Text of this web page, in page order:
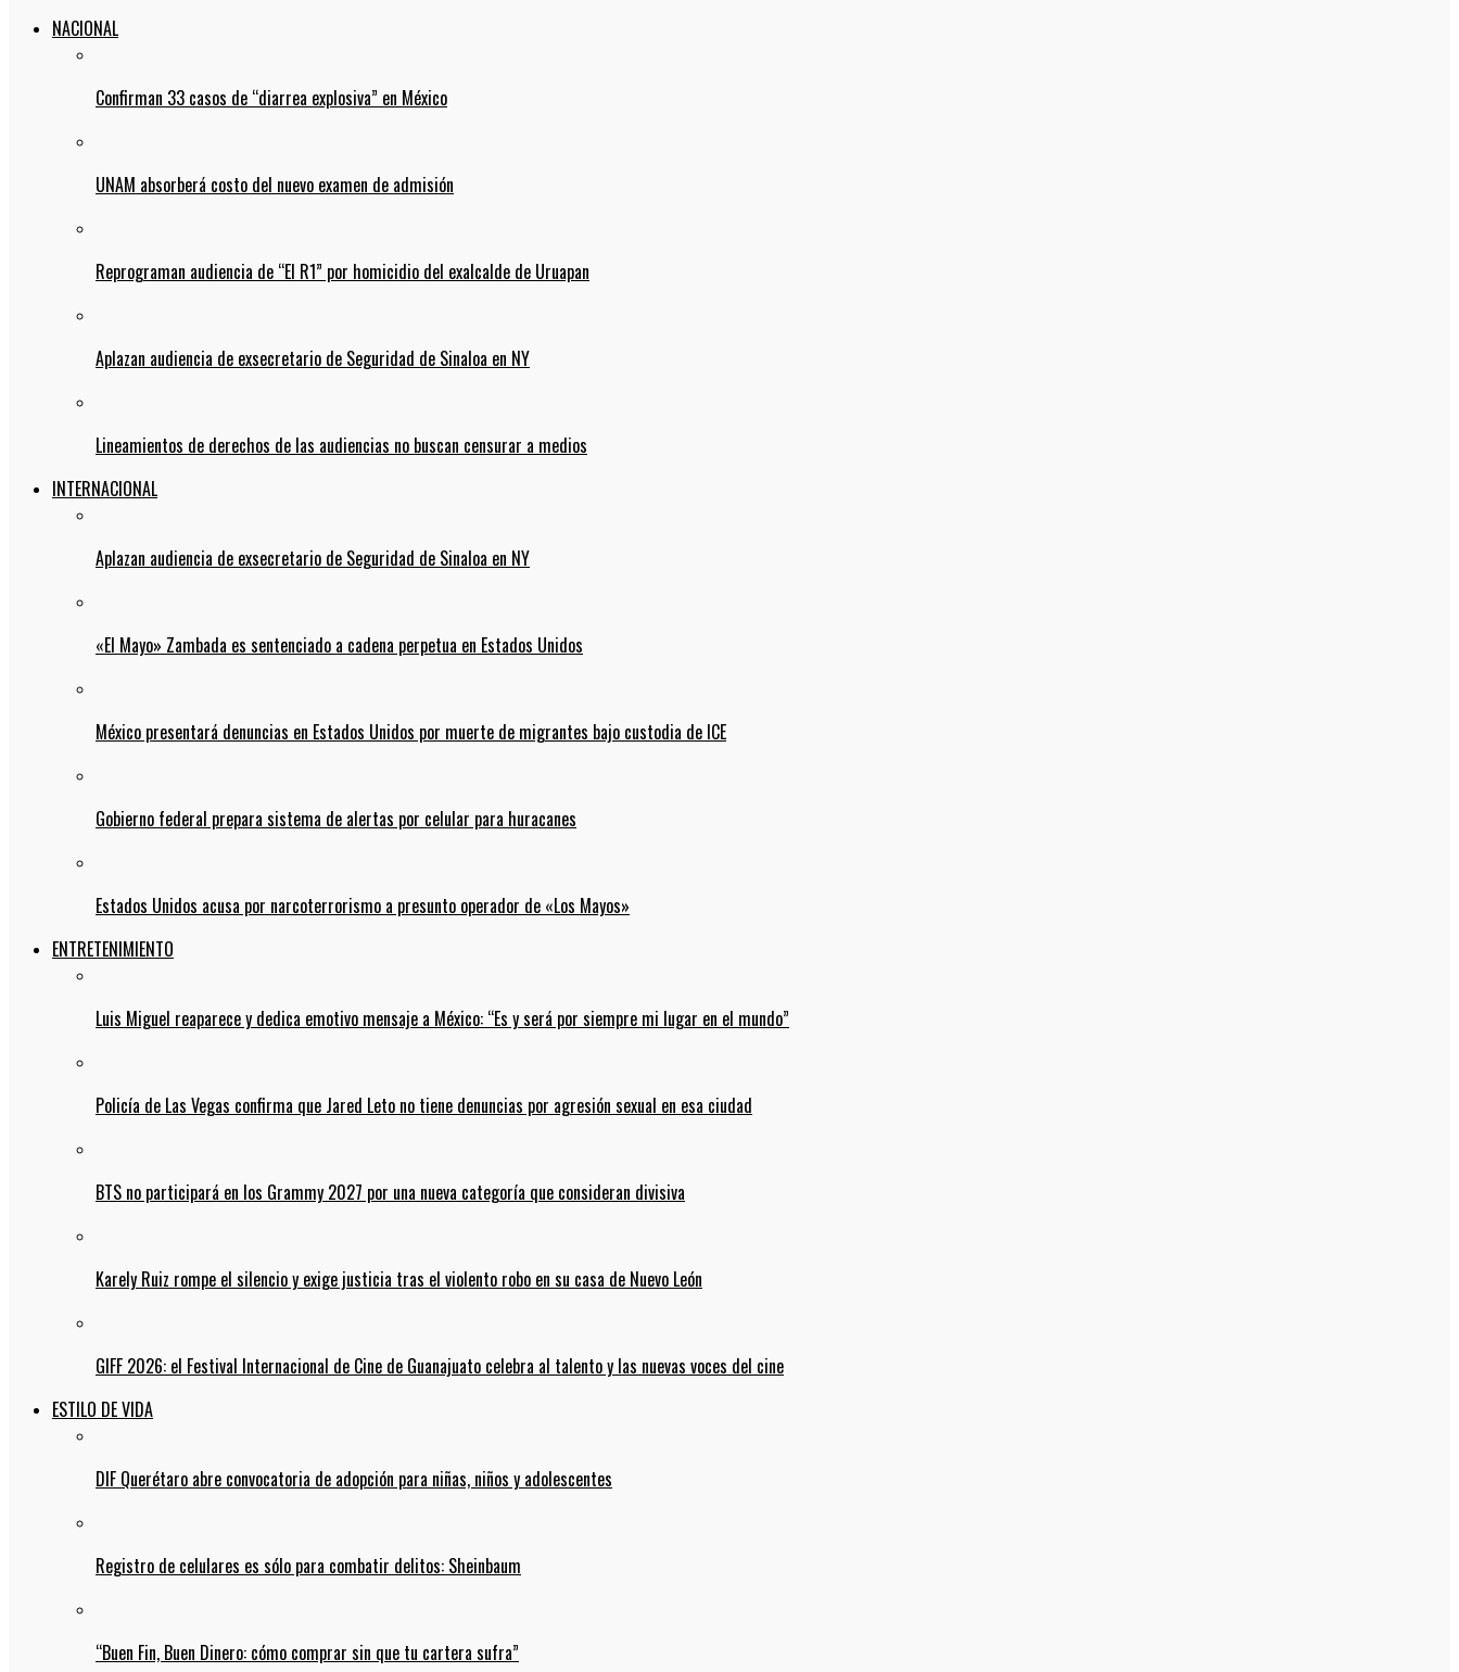
NACIONAL
Confirman 33 casos de “diarrea explosiva” en México
UNAM absorberá costo del nuevo examen de admisión
Reprograman audiencia de “El R1” por homicidio del exalcalde de Uruapan
Aplazan audiencia de exsecretario de Seguridad de Sinaloa en NY
Lineamientos de derechos de las audiencias no buscan censurar a medios
INTERNACIONAL
Aplazan audiencia de exsecretario de Seguridad de Sinaloa en NY
«El Mayo» Zambada es sentenciado a cadena perpetua en Estados Unidos
México presentará denuncias en Estados Unidos por muerte de migrantes bajo custodia de ICE
Gobierno federal prepara sistema de alertas por celular para huracanes
Estados Unidos acusa por narcoterrorismo a presunto operador de «Los Mayos»
ENTRETENIMIENTO
Luis Miguel reaparece y dedica emotivo mensaje a México: “Es y será por siempre mi lugar en el mundo”
Policía de Las Vegas confirma que Jared Leto no tiene denuncias por agresión sexual en esa ciudad
BTS no participará en los Grammy 2027 por una nueva categoría que consideran divisiva
Karely Ruiz rompe el silencio y exige justicia tras el violento robo en su casa de Nuevo León
GIFF 2026: el Festival Internacional de Cine de Guanajuato celebra al talento y las nuevas voces del cine
ESTILO DE VIDA
DIF Querétaro abre convocatoria de adopción para niñas, niños y adolescentes
Registro de celulares es sólo para combatir delitos: Sheinbaum
“Buen Fin, Buen Dinero: cómo comprar sin que tu cartera sufra”